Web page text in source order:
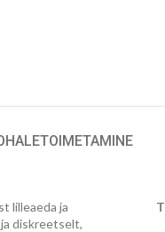
lilleaeda ja
diskreetselt,